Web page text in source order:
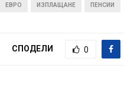
ЕВРО ИЗПЛАЩАНЕ ПЕНСИИ
СПОДЕЛИ 0